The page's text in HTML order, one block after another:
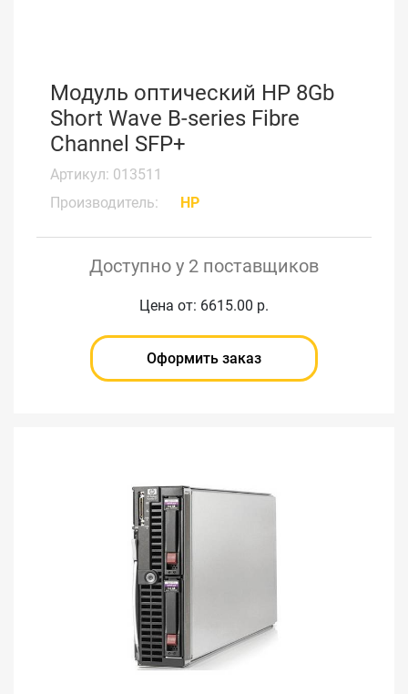
Модуль оптический HP 8Gb
Short Wave B-series Fibre
Channel SFP+
Артикул: 013511
Производитель:
HP
Доступно у 2 поставщиков
Цена от: 6615.00 р.
Оформить заказ